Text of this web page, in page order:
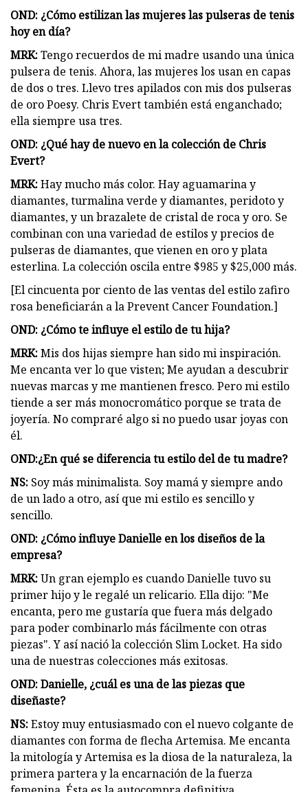
OND: ¿Cómo estilizan las mujeres las pulseras de tenis
hoy en día?
MRK:Tengo recuerdos de mi madre usando una única
pulsera de tenis. Ahora, las mujeres los usan en capas
de dos o tres. Llevo tres apilados con mis dos pulseras
de oro Poesy. Chris Evert también está enganchado;
ella siempre usa tres.
OND: ¿Qué hay de nuevo en la colección de Chris
Evert?
MRK:Hay mucho más color. Hay aguamarina y
diamantes, turmalina verde y diamantes, peridoto y
diamantes, y un brazalete de cristal de roca y oro. Se
combinan con una variedad de estilos y precios de
pulseras de diamantes, que vienen en oro y plata
esterlina. La colección oscila entre $985 y $25,000 más.
[El cincuenta por ciento de las ventas del estilo zafiro
rosa beneficiarán a la Prevent Cancer Foundation.]
OND: ¿Cómo te influye el estilo de tu hija?
MRK:Mis dos hijas siempre han sido mi inspiración.
Me encanta ver lo que visten; Me ayudan a descubrir
nuevas marcas y me mantienen fresco. Pero mi estilo
tiende a ser más monocromático porque se trata de
joyería. No compraré algo si no puedo usar joyas con
él.
OND:¿En qué se diferencia tu estilo del de tu madre?
NS: Soy más minimalista. Soy mamá y siempre ando
de un lado a otro, así que mi estilo es sencillo y
sencillo.
OND: ¿Cómo influye Danielle en los diseños de la
empresa?
MRK:Un gran ejemplo es cuando Danielle tuvo su
primer hijo y le regalé un relicario. Ella dijo: "Me
encanta, pero me gustaría que fuera más delgado
para poder combinarlo más fácilmente con otras
piezas". Y así nació la colección Slim Locket. Ha sido
una de nuestras colecciones más exitosas.
OND: Danielle, ¿cuál es una de las piezas que
diseñaste?
NS:Estoy muy entusiasmado con el nuevo colgante de
diamantes con forma de flecha Artemisa. Me encanta
la mitología y Artemisa es la diosa de la naturaleza, la
primera partera y la encarnación de la fuerza